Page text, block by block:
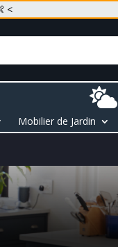
<

Mobilier de Jardin